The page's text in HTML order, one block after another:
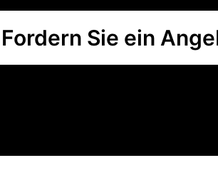
Fordern Sie ein